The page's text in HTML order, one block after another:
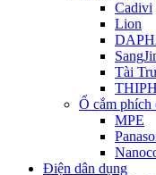
Cadivi
Lion
Tài
Ổ cắm phích
MPE
Điện dân dụng